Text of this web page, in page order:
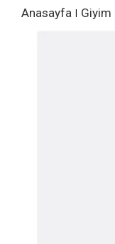
Anasayfa Giyim